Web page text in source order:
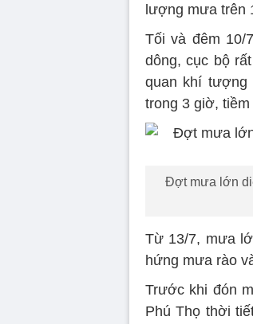
lượng mưa trên
Tối và đêm 10/
dông, cục bộ
quan khí tượng
trong 3 giờ,
Đợt mưa lớn
Từ 13/7, mưa
hứng mưa rào
Trước khi đón
Phú Thọ thời